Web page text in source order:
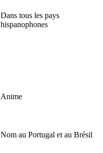
Dans tous les pays
hispanophones
Anime
Nom au Portugal et au Brésil